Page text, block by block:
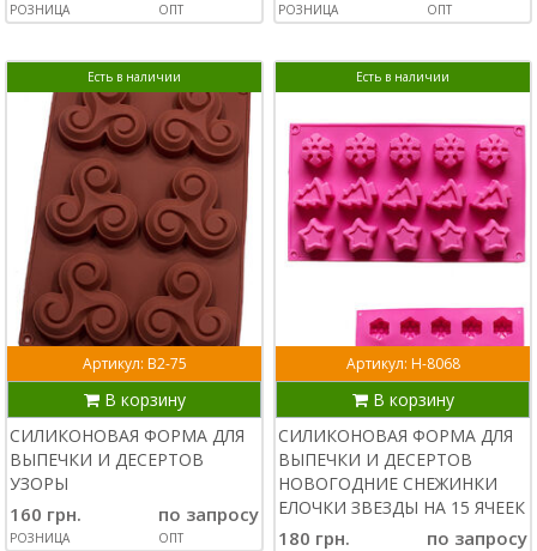
РОЗНИЦА ОПТ РОЗНИЦА ОПТ
Есть в наличии
Артикул: В2-75
В корзину
СИЛИКОНОВАЯ ФОРМА ДЛЯ
ВЫПЕЧКИ И ДЕСЕРТОВ
УЗОРЫ
160 грн.
РОЗНИЦА
по запросу
ОПТ
Есть в наличии
Артикул: Н-8068
В корзину
СИЛИКОНОВАЯ ФОРМА ДЛЯ
ВЫПЕЧКИ И ДЕСЕРТОВ
НОВОГОДНИЕ СНЕЖИНКИ
ЕЛОЧКИ ЗВЕЗДЫ НА 15 ЯЧЕЕК
180 грн. по запросу